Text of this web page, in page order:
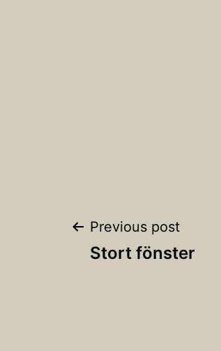
Post
Previous post
Stort fönster